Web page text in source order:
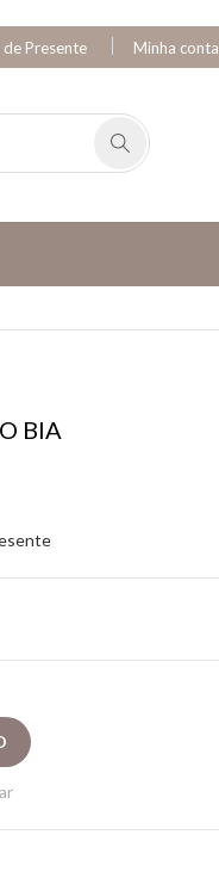
de Presente Minha conta
BIA